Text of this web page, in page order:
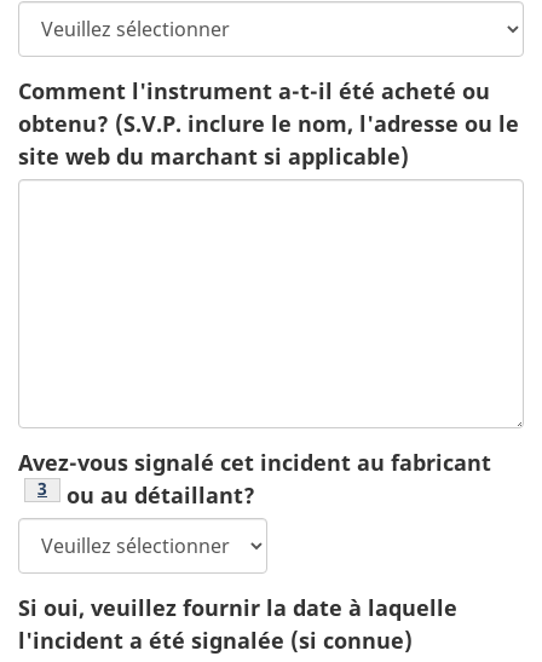
Comment l'instrument a-t-il été acheté ou
obtenu? (S.V.P. inclure le nom, l'adresse ou le
site web du marchant si applicable)
Avez-vous signalé cet incident au fabricant
Footnote
3 ou au détaillant?
Si oui, veuillez fournir la date à laquelle
l'incident a été signalée (si connue)